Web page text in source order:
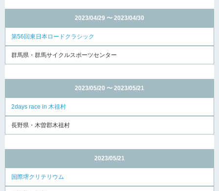
2023/04/29 〜 2023/04/30
第56回東日本ロードクラシック
群馬県・群馬サイクルスポーツセンター
2023/05/20 〜 2023/05/21
2days race in 木祖村
長野県・木曽郡木祖村
2023/05/21
国際堺クリテリウム